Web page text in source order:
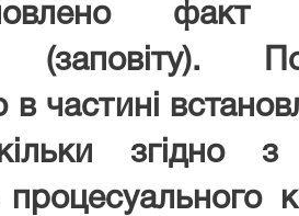
факт
(заповіту).
в частині
згідно
процесуального